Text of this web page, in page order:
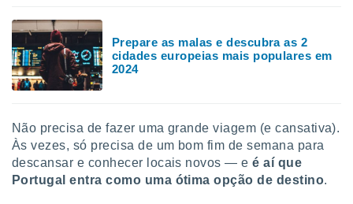
Prepare as malas e descubra as 2
cidades europeias mais populares em
2024
Não precisa de fazer uma grande viagem (e cansativa).
Às vezes, só precisa de um bom fim de semana para
descansar e conhecer locais novos — eé aí que
Portugal entra como uma ótima opção de destino.